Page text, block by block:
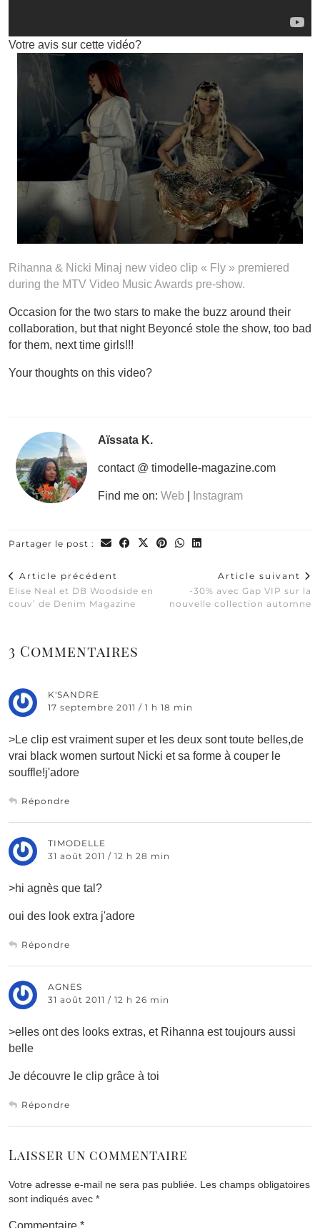
Votre avis sur cette vidéo?
Rihanna & Nicki Minaj new video clip « Fly » premiered
during the MTV Video Music Awards pre-show.
Occasion for the two stars to make the buzz around their
collaboration, but that night Beyoncé stole the show, too bad
for them, next time girls!!!
Your thoughts on this video?
Aïssata K.
contact @ timodelle-magazine.com
Find me on: Web Instagram
Partager le post :
Article précédent
Elise Neal et DB Woodside en
couv’ de Denim Magazine
Article suivant
-30% avec Gap VIP sur la
nouvelle collection automne
3 Commentaires
K'SANDRE
17 septembre 2011 / 1 h 18 min
>Le clip est vraiment super et les deux sont toute belles,de
vrai black women surtout Nicki et sa forme à couper le
souffle!j'adore
Répondre
TIMODELLE
31 août 2011 / 12 h 28 min
>hi agnès que tal?
oui des look extra j'adore
Répondre
AGNES
31 août 2011 / 12 h 26 min
>elles ont des looks extras, et Rihanna est toujours aussi
belle
Je découvre le clip grâce à toi
Répondre
Laisser un commentaire
Votre adresse e-mail ne sera pas publiée. Les champs obligatoires
sont indiqués avec *
Commentaire *